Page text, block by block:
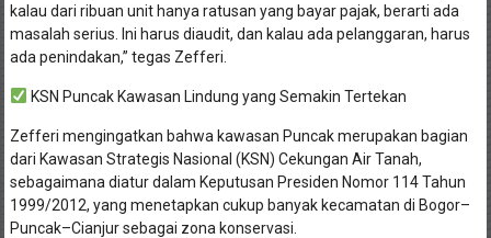
kalau dari ribuan unit hanya ratusan yang bayar pajak, berarti ada
masalah serius. Ini harus diaudit, dan kalau ada pelanggaran, harus
ada penindakan,” tegas Zefferi.
KSN Puncak Kawasan Lindung yang Semakin Tertekan
Zefferi mengingatkan bahwa kawasan Puncak merupakan bagian
dari Kawasan Strategis Nasional (KSN) Cekungan Air Tanah,
sebagaimana diatur dalam Keputusan Presiden Nomor 114 Tahun
1999/2012, yang menetapkan cukup banyak kecamatan di Bogor–
Puncak–Cianjur sebagai zona konservasi.